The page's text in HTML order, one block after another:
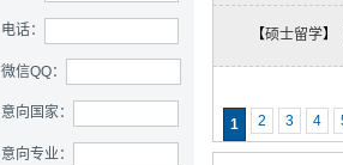
子斩获港大种植牙科硕士
电话：
微信QQ：
意向国家：
意向专业：
【硕士留学】
1 2 3 4